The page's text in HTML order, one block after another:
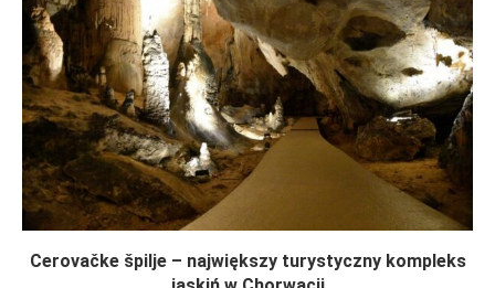
Cerovačke špilje – największy turystyczny kompleks